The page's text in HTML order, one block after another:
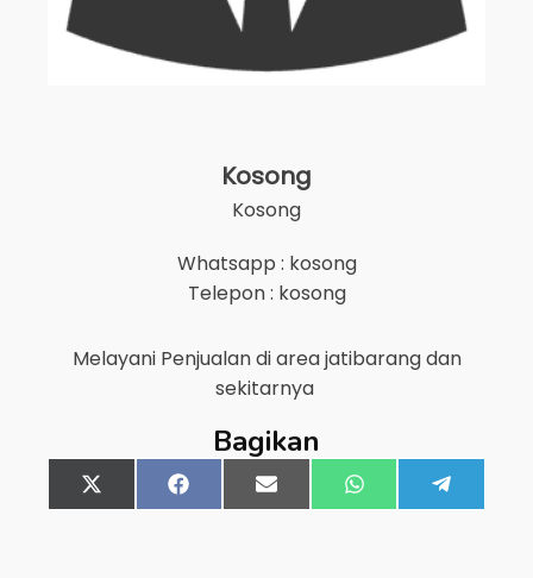
Kosong
Kosong
Whatsapp : kosong
Telepon : kosong
Melayani Penjualan di areajatibarangdan
sekitarnya
Bagikan
Share
on
X
(Twitter)
Share
on
FacebookShare
on
Email Share
on
WhatsApp
on